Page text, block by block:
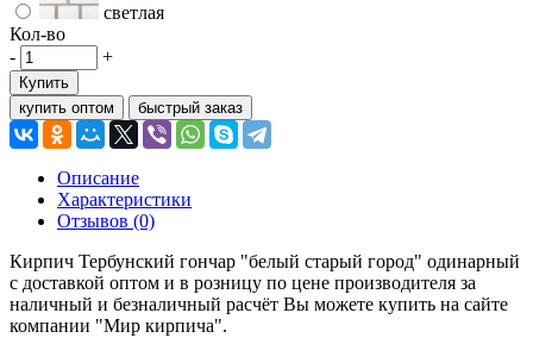
светлая
Кол-во
-
+
Купить
купить оптом
быстрый заказ
Описание
Характеристики
Отзывов (0)
Кирпич Тербунский гончар "белый старый город" одинарный
с доставкой оптом и в розницу по цене производителя за
наличный и безналичный расчёт Вы можете купить на сайте
компании "Мир кирпича".